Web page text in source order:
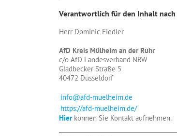
Verantwortlich für den Inhalt nach
Herr Dominic Fiedler
AfD Kreis Mülheim an der Ruhr
c/o AfD Landesverband NRW
Gladbecker Straße 5
40472 Düsseldorf
info@afd-muelheim.de
https://afd-muelheim.de/
Hierkönnen Sie Kontakt aufnehmen.